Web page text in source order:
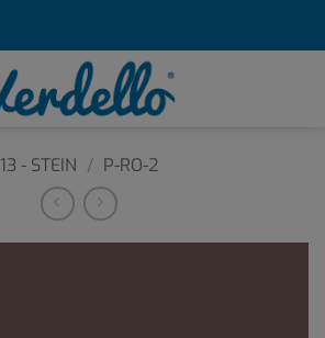
13 - STEIN / P-RO-2